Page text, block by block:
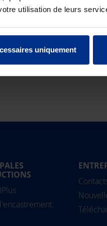
utilisation de leurs
uniquement
Slovensko
Slovenija
Srbija